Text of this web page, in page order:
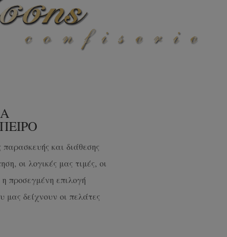
και διάθεσης
οι λογικές μας τιμές, οι
προσεγμένη επιλογή
δείχνουν οι πελάτες